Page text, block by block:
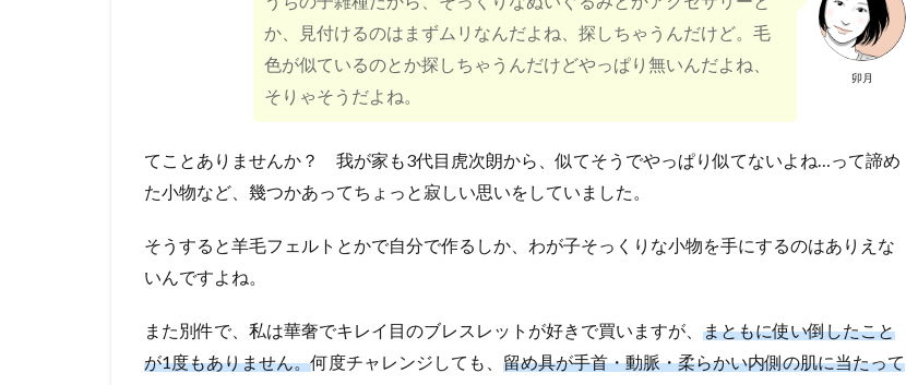
卯月
か、見付けるのはまずムリなんだよね、探しちゃうんだけど。毛
色が似ているのとか探しちゃうんだけどやっぱり無いんだよね、
そりゃそうだよね。
てことありませんか？ 我が家も3代目虎次朗から、似てそうでやっぱり似てないよね…って諦め
た小物など、幾つかあってちょっと寂しい思いをしていました。
そうすると羊毛フェルトとかで自分で作るしか、わが子そっくりな小物を手にするのはありえな
いんですよね。
また別件で、私は華奢でキレイ目のブレスレットが好きで買いますが、 まともに使い倒したこと
が1度もありません。何度チャレンジしても、 留め具が手首・動脈・柔らかい内側の肌に当たって